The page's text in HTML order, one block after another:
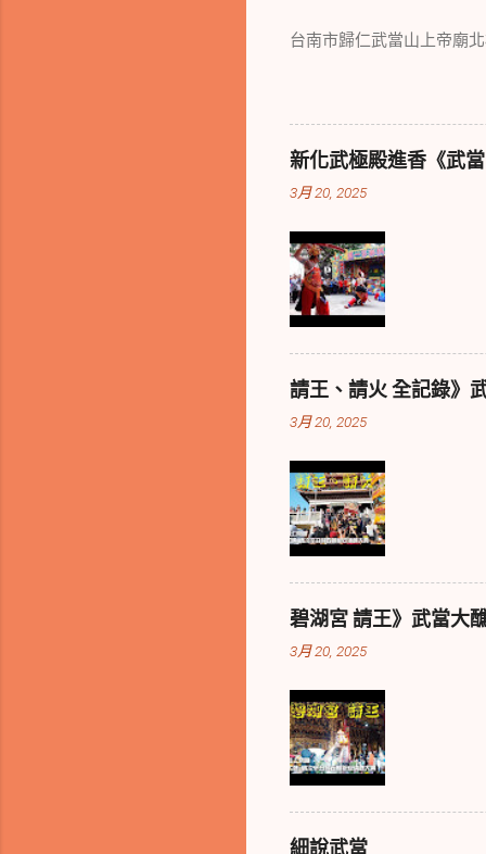
台南市歸仁武當山上帝廟
新化武極殿進香《武
3月 20, 2025
請王、請火 全記錄》
3月 20, 2025
碧湖宮 請王》武當大
3月 20, 2025
細說武當